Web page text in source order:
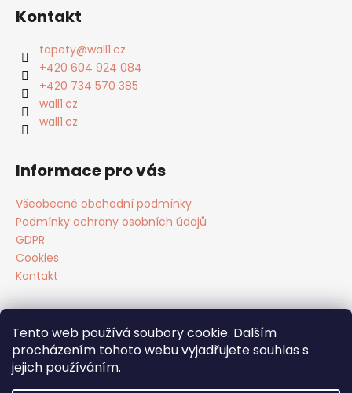
Tento web používá soubory cookie. Dalším
procházením tohoto webu vyjadřujete souhlas s
jejich používáním.
Kontakt
tapety@wall1.cz
+420 604 924 084
+420 734 570 385
wall1.cz
wall1.cz
Informace pro vás
Všeobecné obchodní podmínky
Podmínky ochrany osobních údajů
GDPR
Cookies
Kontakt
Facebook